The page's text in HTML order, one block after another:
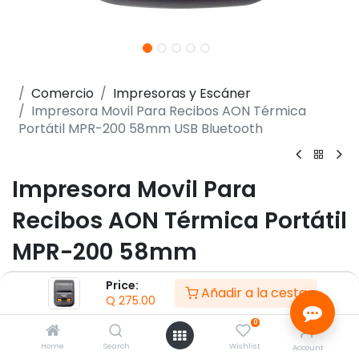
Price:
Q 275.00 Añadir a la cesta
Home Search
0
Wishlist Account
Comercio
Impresoras y Escáner
Impresora Movil Para Recibos AON Térmica
Portátil MPR-200 58mm USB Bluetooth
Impresora Movil Para
Recibos AON Térmica Portátil
MPR-200 58mm
USB Bluetooth
(0 reseña)
- Impresión de múltiples códigos de Barra 1D